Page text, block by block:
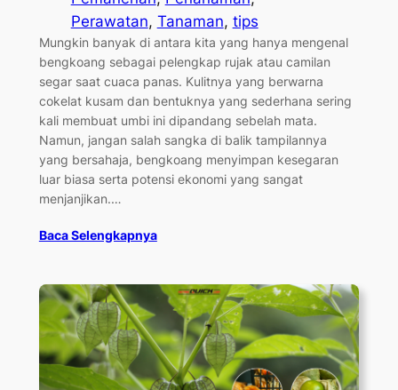
Perawatan, Tanaman, tips
Mungkin banyak di antara kita yang hanya mengenal
bengkoang sebagai pelengkap rujak atau camilan
segar saat cuaca panas. Kulitnya yang berwarna
cokelat kusam dan bentuknya yang sederhana sering
kali membuat umbi ini dipandang sebelah mata.
Namun, jangan salah sangka di balik tampilannya
yang bersahaja, bengkoang menyimpan kesegaran
luar biasa serta potensi ekonomi yang sangat
menjanjikan.…
Baca Selengkapnya